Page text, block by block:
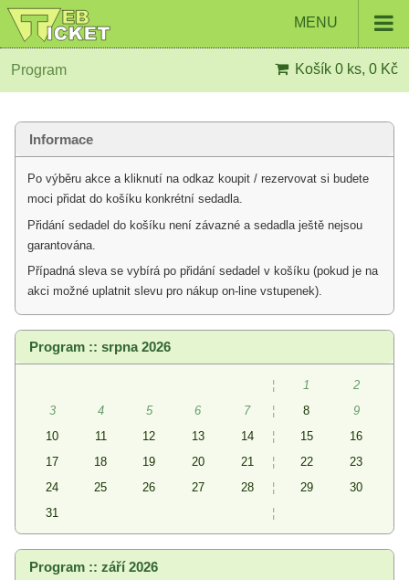
MENU
Program Košík 0 ks, 0 Kč
Informace
Po výběru akce a kliknutí na odkaz koupit / rezervovat si budete
moci přidat do košíku konkrétní sedadla.
Přidání sedadel do košíku není závazné a sedadla ještě nejsou
garantována.
Případná sleva se vybírá po přidání sedadel v košíku (pokud je na
akci možné uplatnit slevu pro nákup on-line vstupenek).
Program :: srpna 2026
¦ 1
2
3
4 5 6 7 ¦ 8
9
10
11 12 13 14 ¦ 15
16
17
18 19 20 21 ¦ 22
23
24
25 26 27 28 ¦ 29
30
31
¦
Program :: září 2026